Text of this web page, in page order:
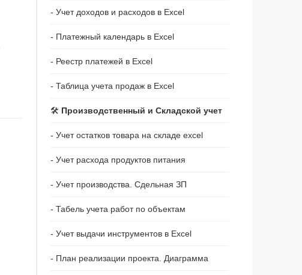
- Учет доходов и расходов в Excel
- Платежный календарь в Excel
- Реестр платежей в Excel
- Таблица учета продаж в Excel
🛠️ Производственный и Складской учет
- Учет остатков товара на складе excel
- Учет расхода продуктов питания
- Учет производства. Сдельная ЗП
- Табель учета работ по объектам
- Учет выдачи инструментов в Excel
- План реализации проекта. Диаграмма